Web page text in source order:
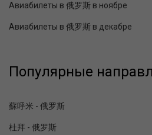
Авиабилеты в 俄罗斯 в ноябре
Авиабилеты в 俄罗斯 в декабре
Популярные
蘇呼米 - 俄罗斯
杜拜 - 俄罗斯